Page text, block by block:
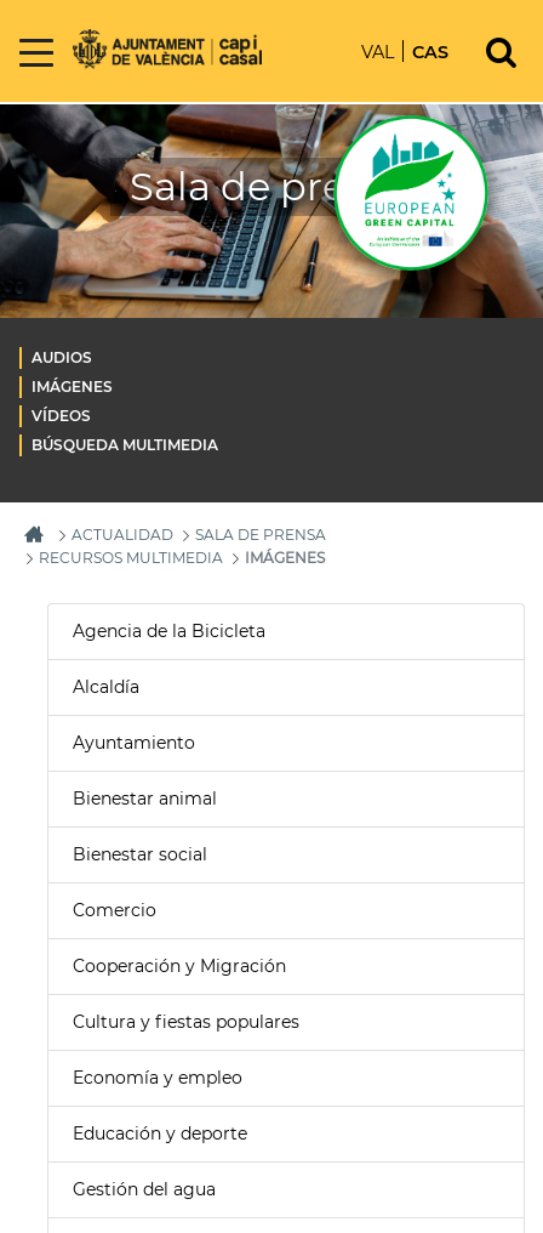
VAL CAS
Sala de prensa
AUDIOS
IMÁGENES
VÍDEOS
BÚSQUEDA MULTIMEDIA
ACTUALIDAD
SALA DE PRENSA
RECURSOS MULTIMEDIA
IMÁGENES
Agencia de la Bicicleta
Alcaldía
Ayuntamiento
Bienestar animal
Bienestar social
Comercio
Cooperación y Migración
Cultura y fiestas populares
Economía y empleo
Educación y deporte
Gestión del agua